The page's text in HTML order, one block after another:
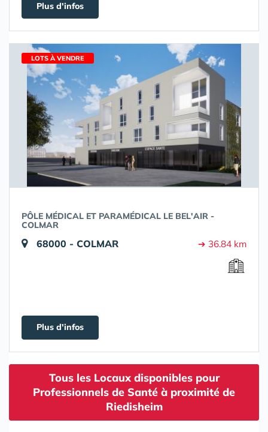
Plus d'infos
LOTS À VENDRE
PÔLE MÉDICAL ET PARAMÉDICAL LE BEL'AIR -
COLMAR
68000 - COLMAR ➔ 36.84 km
Plus d'infos
Tous les Locaux disponibles pour
Professionnels de Santé à proximité de
Riedisheim